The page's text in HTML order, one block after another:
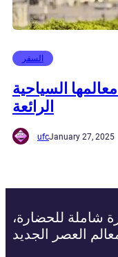
السفر
السياحية
الرائعة
ufcJanuary 27, 2025
شاملة للحضارة،
العصر الجديد